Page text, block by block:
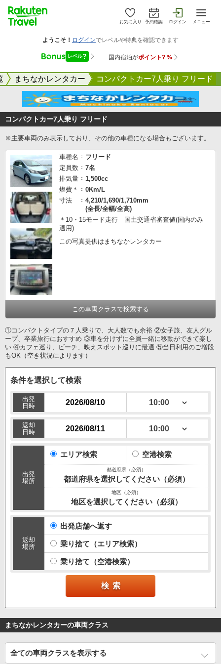
お気に入り 予約確認 ログイン メニュー
まちなかレンタカー コンパクトカー7人乗り フリード
コンパクトカー7人乗り フリード
※主要車両のみ表示しており、その他の車種になる場合もございます。
車種名
フリード
定員数
7名
排気量
1,500cc
燃費＊
0Km/L
寸法
4,210/1,690/1,710mm
(全長/全幅/全高)
＊10・15モード走行 国土交通省審査値(国内のみ
適用)
この写真提供はまちなかレンタカー
この車両クラスで検索する
①コンパクトタイプの７人乗りで、大人数でも余裕 ②女子旅、友人グル
ープ、卒業旅行におすすめ ③車を分けずに全員一緒に移動ができて楽し
い ④カフェ巡り、ビーチ、映えスポット巡りに最適 ⑤当日利用のご増段
もOK（空き状況によります）
条件を選択して検索
出発
日時
返却
日時
出発
場所
エリア検索 空港検索
都道府県を選択してください（必須）
地区を選択してください（必須）
返却
場所
出発店舗へ返す
乗り捨て（エリア検索）
乗り捨て（空港検索）
まちなかレンタカーの車両クラス
全ての車両クラスを表示する